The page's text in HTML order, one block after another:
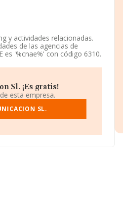
y actividades relacionadas.
de las agencias de
es '%cnae%' con código 6310.
inferior a la media de
a los niveles de
36 puestos en el ranking
por detras de ella se
Sl. ¡Es gratis!
esta empresa.
SL.